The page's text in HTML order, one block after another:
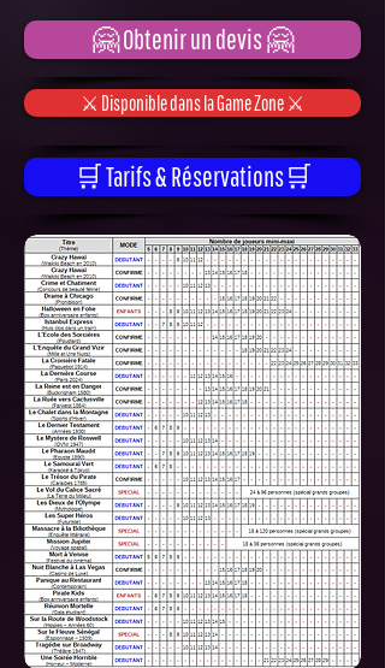
🤗 Obtenir un devis 🤗
⚔️ Disponible dans la Game Zone ⚔️
🛒 Tarifs & Réservations🛒